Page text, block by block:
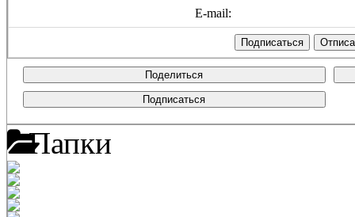
E-mail:
Поделиться
Подписаться
Папки